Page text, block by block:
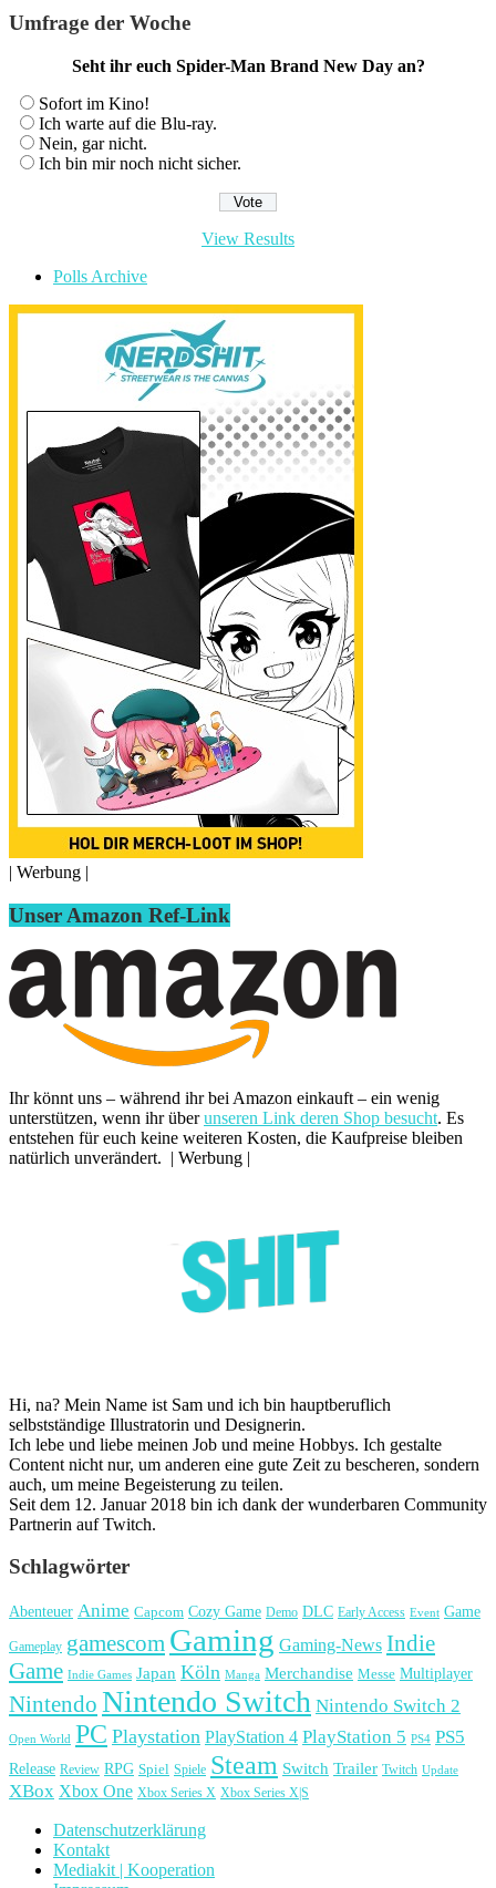
Umfrage der Woche
Seht ihr euch Spider-Man Brand New Day an?
Sofort im Kino!
Ich warte auf die Blu-ray.
Nein, gar nicht.
Ich bin mir noch nicht sicher.
View Results
Polls Archive
| Werbung |
Unser Amazon Ref-Link
Ihr könnt uns – während ihr bei Amazon einkauft – ein wenig
unterstützen, wenn ihr überunseren Link deren Shop besucht. Es
entstehen für euch keine weiteren Kosten, die Kaufpreise bleiben
natürlich unverändert. | Werbung |
Hi, na? Mein Name ist Sam und ich bin hauptberuflich
selbstständige Illustratorin und Designerin.
Ich lebe und liebe meinen Job und meine Hobbys. Ich gestalte
Content nicht nur, um anderen eine gute Zeit zu bescheren, sondern
auch, um meine Begeisterung zu teilen.
Seit dem 12. Januar 2018 bin ich dank der wunderbaren Community
Partnerin auf Twitch.
Schlagwörter
Abenteuer Anime Capcom Cozy Game Demo DLC Early Access Event Game
Gameplay gamescom Gaming Gaming-News Indie
Game Indie Games Japan Köln Manga Merchandise Messe Multiplayer
Nintendo Nintendo Switch Nintendo Switch 2
Open World PC Playstation PlayStation 4 PlayStation 5 PS4 PS5
Release Review RPG Spiel Spiele Steam Switch Trailer Twitch Update
XBox Xbox One Xbox Series X Xbox Series X|S
Datenschutzerklärung
Kontakt
Mediakit | Kooperation